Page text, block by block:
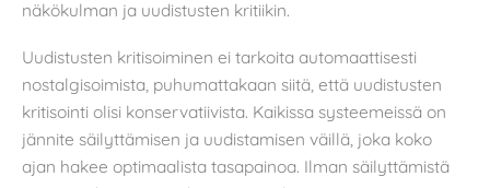
näkökulman ja uudistusten kritiikin.
Uudistusten kritisoiminen ei tarkoita automaattisesti
nostalgisoimista, puhumattakaan siitä, että uudistusten
kritisointi olisi konservatiivista. Kaikissa systeemeissä on
jännite säilyttämisen ja uudistamisen väillä, joka koko
ajan hakee optimaalista tasapainoa. Ilman säilyttämistä